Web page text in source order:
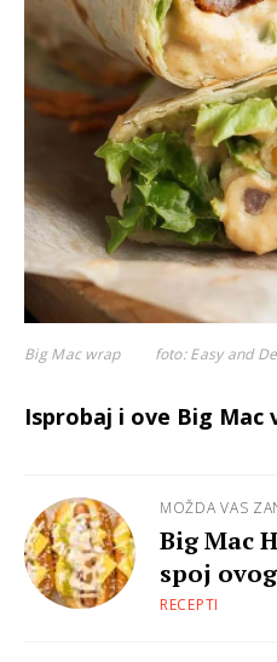
Big Mac wrap foto: Easy and
Isprobaj i ove Big Mac
MOŽDA VAS
Big Mac
spoj
RECEPTI